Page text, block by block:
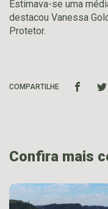
Estimava-se uma
destacou Vanessa
Protetor.
COMPARTILHE
Confira mais